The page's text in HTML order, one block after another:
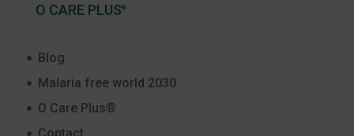
O CARE PLUS®
Blog
Malaria free world 2030
O Care Plus®